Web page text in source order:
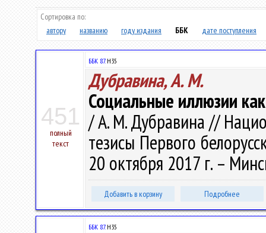
Сортировка по:
автору
названию году издания ББК дате поступления
451
полный
текст
ББК 87.Н35
Дубравина, А. М.
Социальные иллюзии
/ А. М. Дубравина //
тезисы Первого
20 октября 2017 г. –
Добавить в корзину Подробнее
ББК 87.Н35